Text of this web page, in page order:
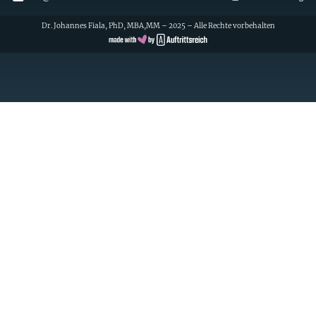
Dr. Johannes Fiala, PhD, MBA,MM – 2025 – Alle Rechte vorbehalten